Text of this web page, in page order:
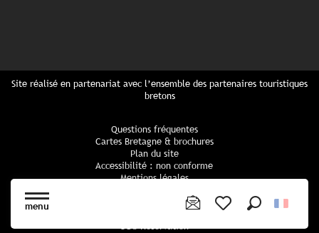
menu
Site réalisé en partenariat avec l’ensemble des partenaires touristiques
bretons
Questions fréquentes
Cartes Bretagne & brochures
Plan du site
Accessibilité : non conforme
Mentions légales
Politique cookies
CGU Réservation